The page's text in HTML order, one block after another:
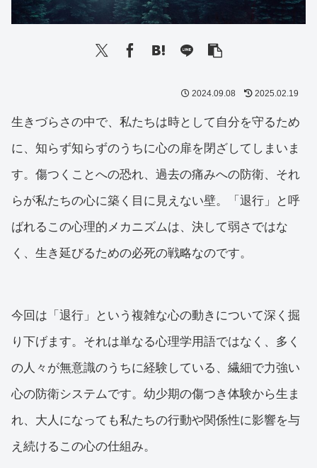
2024.09.08 2025.02.19
生きづらさの中で、私たちは時として自分を守るため
に、知らず知らずのうちに心の扉を閉ざしてしまいま
す。傷つくことへの恐れ、過去の痛みへの防衛、それ
らが私たちの心に築く目に見えない壁。「退行」と呼
ばれるこの心理的メカニズムは、決して弱さではな
く、生き延びるための必死の戦略なのです。
今回は「退行」という複雑な心の動きについて深く掘
り下げます。それは単なる心理学用語ではなく、多く
の人々が無意識のうちに経験している、繊細で力強い
心の防衛システムです。幼少期の傷つき体験から生ま
れ、大人になっても私たちの行動や関係性に影響を与
え続けるこの心の仕組み。